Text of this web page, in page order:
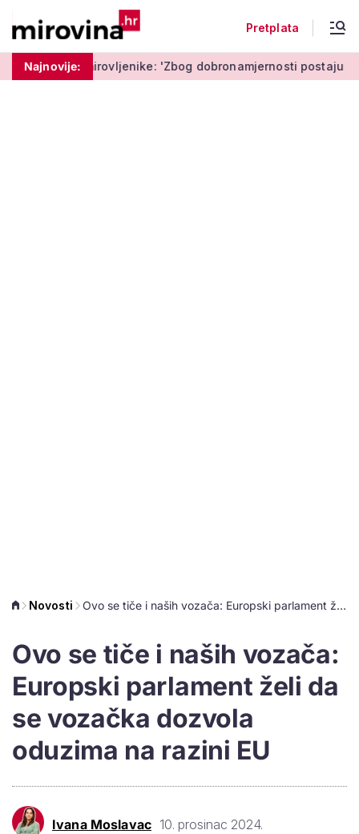
Pretplata
Najnovije:'Zbog dobronamjernosti postaju meta prijevare'
Novosti Ovo se tiče i naših vozača: Europski parlament želi da se vozačka dozvola oduzima na razini EU
Ovo se tiče i naših vozača:
Europski parlament želi da
se vozačka dozvola
oduzima na razini EU
Ivana Moslavac 10. prosinac 2024.